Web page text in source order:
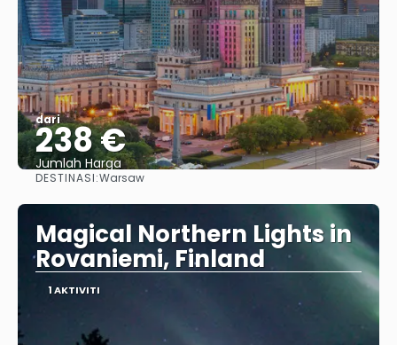
dari
238 €
Jumlah Harga
DESTINASI:Warsaw
Magical Northern Lights in
Rovaniemi, Finland
1 AKTIVITI